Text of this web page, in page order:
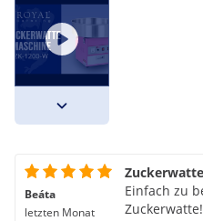
Beáta
letzten Monat
Einfach zu